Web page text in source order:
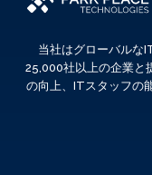
当社はグローバルな
25,000社以上の企業と
の向上、ITスタッフの